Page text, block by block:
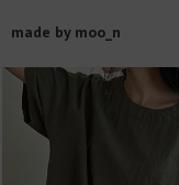
made by moo_n